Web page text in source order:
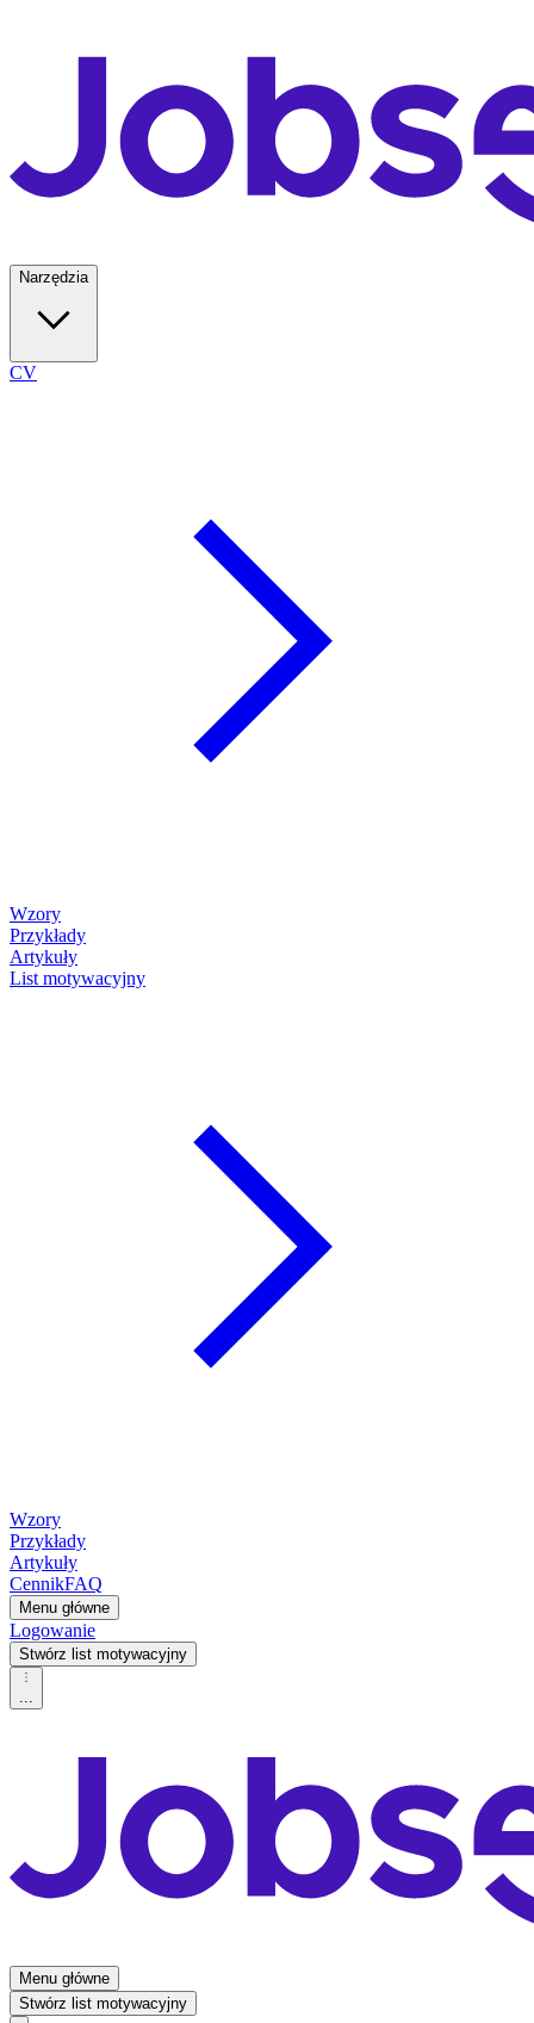
Narzędzia
CV
Wzory
Przykłady
Artykuły
List motywacyjny
Wzory
Przykłady
Artykuły
CennikFAQ
Menu główne
Logowanie
Stwórz list motywacyjny
...
Menu główne
Stwórz list motywacyjny